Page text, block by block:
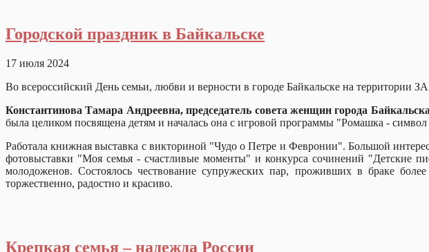
Городской праздник в Байкальске
17 июля 2024
Во всероссийский День семьи, любви и верности в городе Байкальске на территории
Константинова Тамара Андреевна, председатель совета женщин города
была целиком посвящена детям и началась она с игровой программы
Работала книжная выставка с викториной "Чудо о Петре и Февронии". Большой
фотовыставки "Моя семья - счастливые моменты" и конкурса сочинений "Детские
молодоженов. Состоялось чествование супружеских пар, проживших в браке
торжественно, радостно и красиво.
Крепкая семья – надежда России